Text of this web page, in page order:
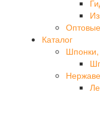
Каталог
Шпонки,